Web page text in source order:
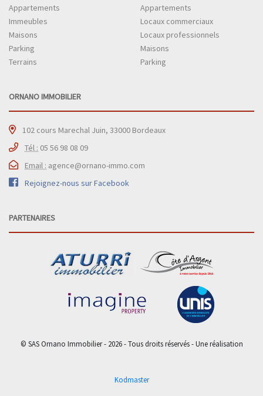
Appartements
Immeubles
Maisons
Parking
Terrains
Appartements
Locaux commerciaux
Locaux professionnels
Maisons
Parking
ORNANO IMMOBILIER
102 cours Marechal Juin, 33000 Bordeaux
Tél : 05 56 98 08 09
Email : agence@ornano-immo.com
Rejoignez-nous sur Facebook
PARTENAIRES
© SAS Ornano Immobilier - 2026 - Tous droits réservés - Une réalisation
Kodmaster